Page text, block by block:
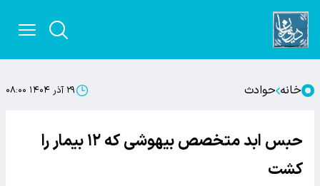
خانه حوادث ۲۹ آذر ۱۴۰۴ ۰۸:۰۰
حبس ابد متخصص بیهوشی که ۱۲ بیمار را
کشت